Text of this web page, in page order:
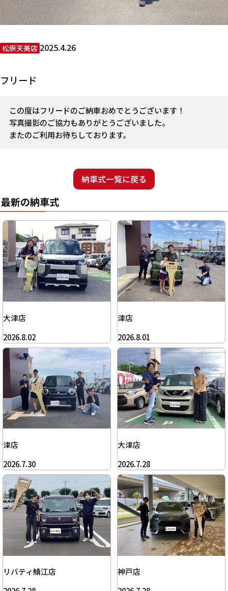
松原天美店 2025.4.26
フリード
この度はフリードのご納車おめでとうございます！
写真撮影のご協力もありがとうございました。
またのご利用お待ちしております。
納車式一覧に戻る
最新の納車式
大津店
2026.8.02
津店
2026.8.01
津店
2026.7.30
大津店
2026.7.28
リバティ鯖江店
神戸店